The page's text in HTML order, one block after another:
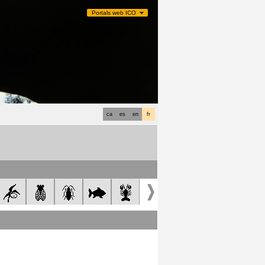
Portals web ICO
fr
en
es
ca